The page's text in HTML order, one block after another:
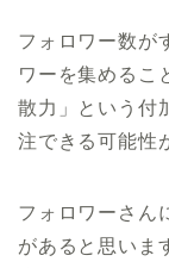
フォロワー数が
ワーを集めるこ
散力」という付
注できる可能性
フォロワーさん
があると思いま